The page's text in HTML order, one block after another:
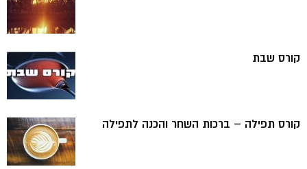
קורס שבת
קורס תפילה – ברכות השחר והכנה לתפילה